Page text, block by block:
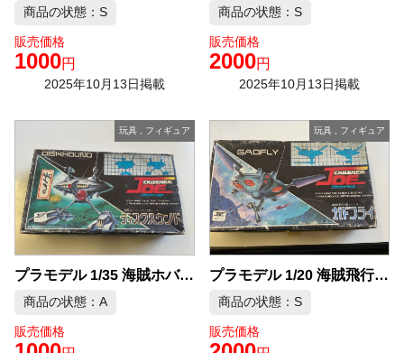
商品の状態：S
販売価格
1000円
2025年10月13日掲載
商品の状態：S
販売価格
2000円
2025年10月13日掲載
玩具, フィギュア
プラモデル 1/35 海賊ホバークラフト型ハンター ディスクハウンド 「クラッシャージョウ」 スケールアニメコレクションNo.9
商品の状態：A
販売価格
玩具 フィギュア
プラモデル 1/20 海賊飛行型ハンター ガドフライ 「クラッシャージョウ」 スケールアニメコレクションNo.10
商品の状態：S
販売価格